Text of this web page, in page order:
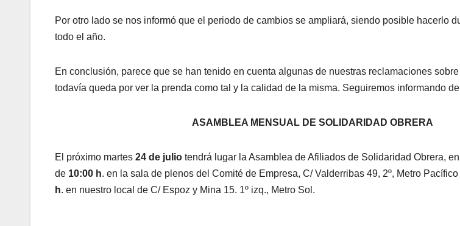
Por otro lado se nos informó que el periodo de cambios se ampliará, siendo posible hacerlo
todo el año.
En conclusión, parece que se han tenido en cuenta algunas de nuestras reclamaciones
todavía queda por ver la prenda como tal y la calidad de la misma. Seguiremos informando
ASAMBLEA MENSUAL DE SOLIDARIDAD OBRERA
El próximo martes 24 de julio tendrá lugar la Asamblea de Afiliados de Solidaridad Obrera,
de 10:00 h. en la sala de plenos del Comité de Empresa, C/ Valderribas 49, 2º, Metro
h. en nuestro local de C/ Espoz y Mina 15. 1º izq., Metro Sol.